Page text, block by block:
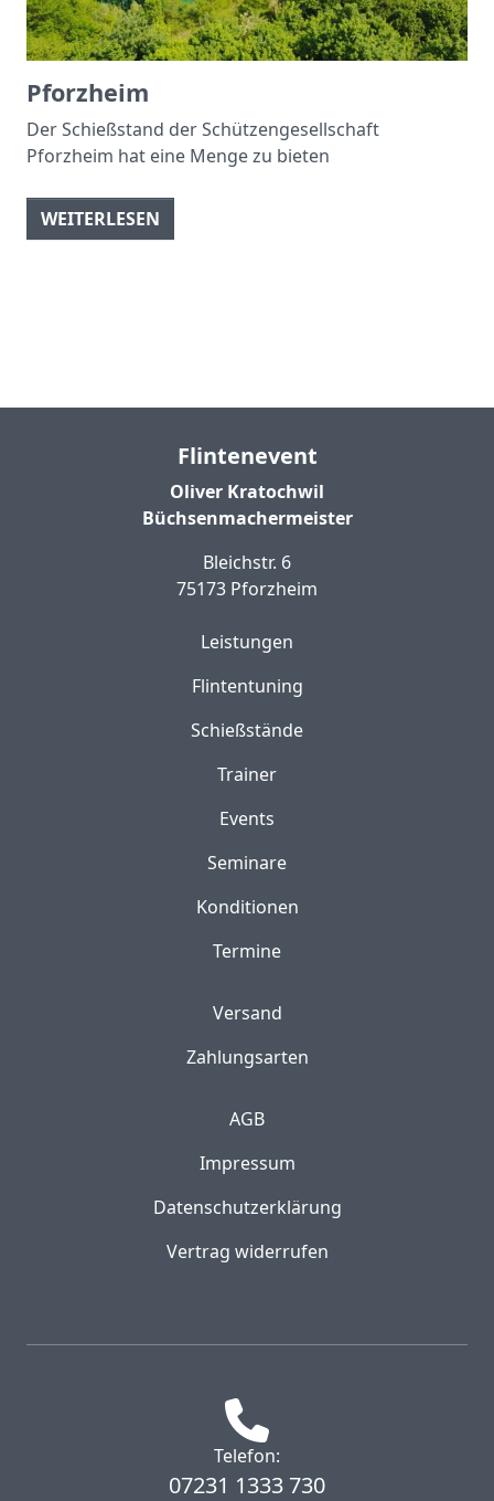
Pforzheim
Der Schießstand der Schützengesellschaft
Pforzheim hat eine Menge zu bieten
WEITERLESEN
Flintenevent
Oliver Kratochwil
Büchsenmachermeister
Bleichstr. 6
75173 Pforzheim
Leistungen
Flintentuning
Schießstände
Trainer
Events
Seminare
Konditionen
Termine
Versand
Zahlungsarten
AGB
Impressum
Datenschutzerklärung
Vertrag widerrufen
Telefon:
07231 1333 730